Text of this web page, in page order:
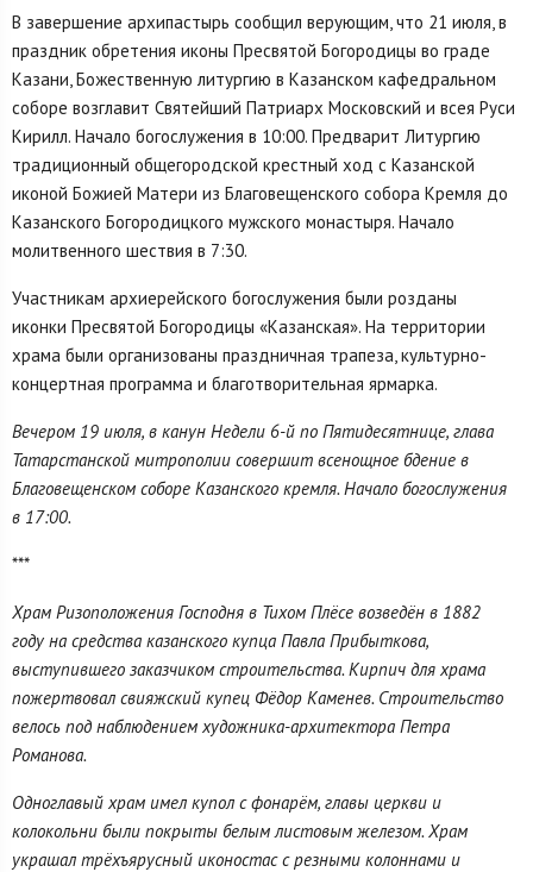
В завершение архипастырь сообщил верующим, что 21 июля, в
праздник обретения иконы Пресвятой Богородицы во граде
Казани, Божественную литургию в Казанском кафедральном
соборе возглавит Святейший Патриарх Московский и всея Руси
Кирилл. Начало богослужения в 10:00. Предварит Литургию
традиционный общегородской крестный ход с Казанской
иконой Божией Матери из Благовещенского собора Кремля до
Казанского Богородицкого мужского монастыря. Начало
молитвенного шествия в 7:30.
Участникам архиерейского богослужения были розданы
иконки Пресвятой Богородицы «Казанская». На территории
храма были организованы праздничная трапеза, культурно-
концертная программа и благотворительная ярмарка.
Вечером 19 июля, в канун Недели 6-й по Пятидесятнице, глава
Татарстанской митрополии совершит всенощное бдение в
Благовещенском соборе Казанского кремля. Начало богослужения
в 17:00.
***
Храм Ризоположения Господня в Тихом Плёсе возведён в 1882
году на средства казанского купца Павла Прибыткова,
выступившего заказчиком строительства. Кирпич для храма
пожертвовал свияжский купец Фёдор Каменев. Строительство
велось под наблюдением художника-архитектора Петра
Романова.
Одноглавый храм имел купол с фонарём, главы церкви и
колокольни были покрыты белым листовым железом. Храм
украшал трёхъярусный иконостас с резными колоннами и